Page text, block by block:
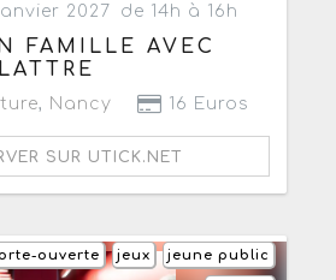
2027 de 14h à 16h
FAMILLE AVEC
, Nancy 16 Euros
SUR UTICK.NET
jeune public
jeux
ouverte